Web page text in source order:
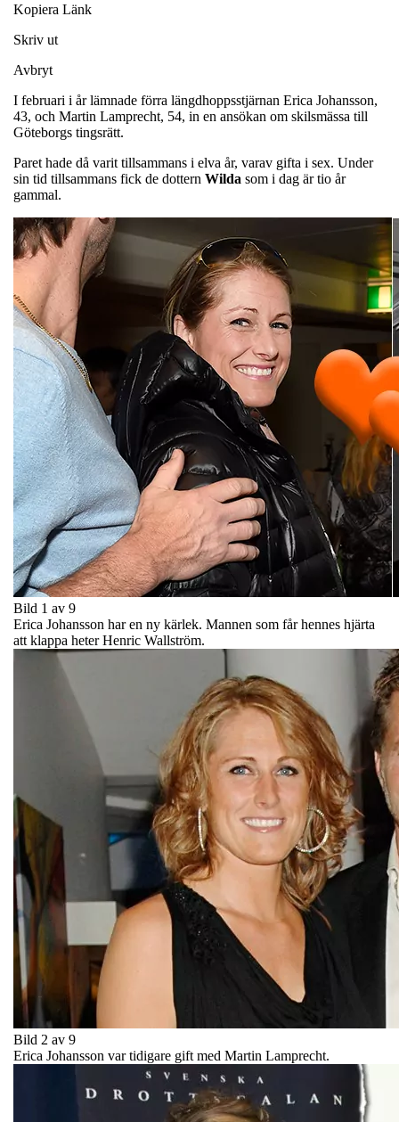
Kopiera Länk
Skriv ut
Avbryt
I februari i år lämnade förra längdhoppsstjärnan Erica Johansson,
43, och Martin Lamprecht, 54, in en ansökan om skilsmässa till
Göteborgs tingsrätt.
Paret hade då varit tillsammans i elva år, varav gifta i sex. Under
sin tid tillsammans fick de dottern Wilda som i dag är tio år
gammal.
Bild 1 av 9
Erica Johansson har en ny kärlek. Mannen som får hennes hjärta
att klappa heter Henric Wallström.
Bild 2 av 9
Erica Johansson var tidigare gift med Martin Lamprecht.